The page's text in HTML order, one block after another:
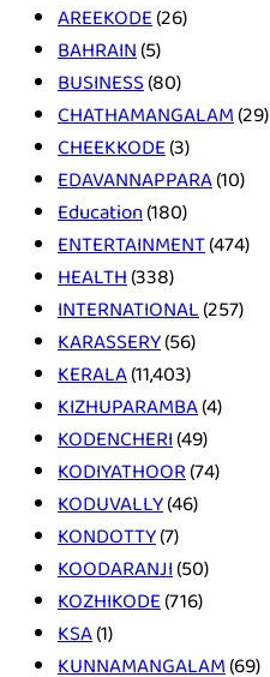
AREEKODE (26)
BAHRAIN (5)
BUSINESS (80)
CHATHAMANGALAM (29)
CHEEKKODE (3)
EDAVANNAPPARA(10)
Education(180)
ENTERTAINMENT(474)
HEALTH (338)
INTERNATIONAL (257)
KARASSERY(56)
KERALA(11,403)
KIZHUPARAMBA(4)
KODENCHERI (49)
KODIYATHOOR(74)
KODUVALLY(46)
KONDOTTY(7)
KOODARANJI (50)
KOZHIKODE (716)
KSA(1)
KUNNAMANGALAM (69)